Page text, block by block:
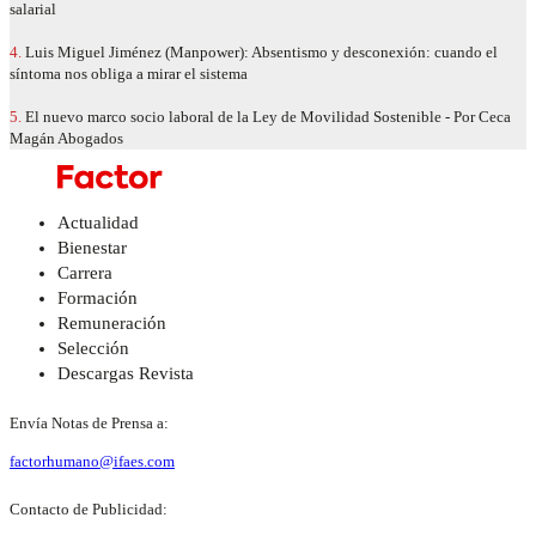
salarial
4. Luis Miguel Jiménez (Manpower): Absentismo y desconexión: cuando el
síntoma nos obliga a mirar el sistema
5. El nuevo marco socio laboral de la Ley de Movilidad Sostenible - Por Ceca
Magán Abogados
Actualidad
Bienestar
Carrera
Formación
Remuneración
Selección
Descargas Revista
Envía Notas de Prensa a:
factorhumano@ifaes.com
Contacto de Publicidad: